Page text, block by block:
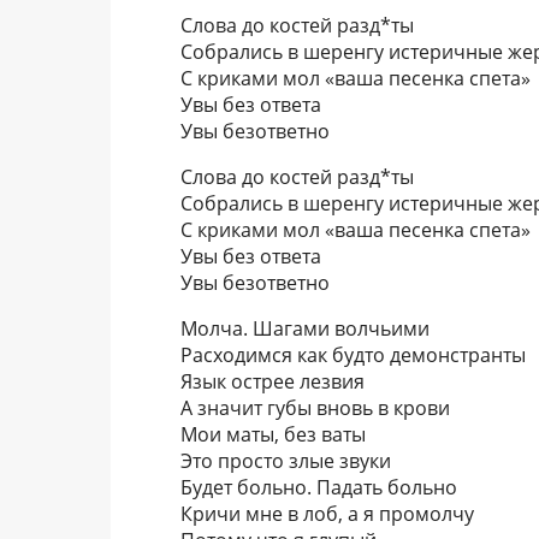
Слова до костей разд*ты
Собрались в шеренгу истеричные
С криками мол «ваша песенка спета»
Увы без ответа
Увы безответно
Слова до костей разд*ты
Собрались в шеренгу истеричные
С криками мол «ваша песенка спета»
Увы без ответа
Увы безответно
Молча. Шагами волчьими
Расходимся как будто демонстранты
Язык острее лезвия
А значит губы вновь в крови
Мои маты, без ваты
Это просто злые звуки
Будет больно. Падать больно
Кричи мне в лоб, а я промолчу